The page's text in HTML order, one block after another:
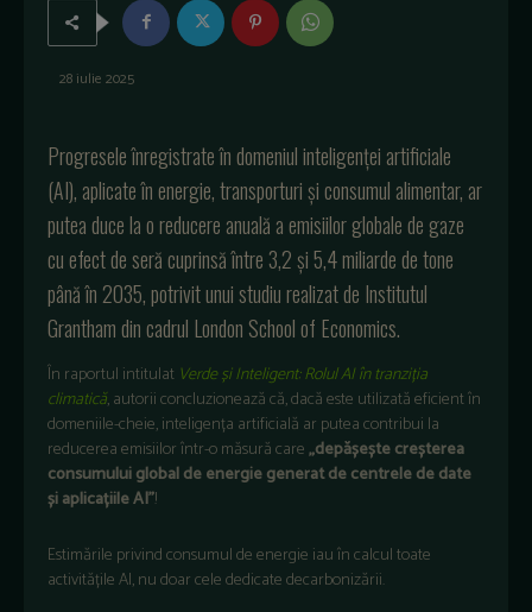
28 iulie 2025
Progresele înregistrate în domeniul inteligenței artificiale
(AI), aplicate în energie, transporturi și consumul alimentar, ar
putea duce la o reducere anuală a emisiilor globale de gaze
cu efect de seră cuprinsă între 3,2 și 5,4 miliarde de tone
până în 2035, potrivit unui studiu realizat de Institutul
Grantham din cadrul London School of Economics.
În raportul intitulat Verde și Inteligent: Rolul AI în tranziția
climatică, autorii concluzionează că, dacă este utilizată eficient în
domeniile-cheie, inteligența artificială ar putea contribui la
reducerea emisiilor într-o măsură care„depășește creșterea
consumului global de energie generat de centrele de date
și aplicațiile AI”!
Estimările privind consumul de energie iau în calcul toate
activitățile AI, nu doar cele dedicate decarbonizării.